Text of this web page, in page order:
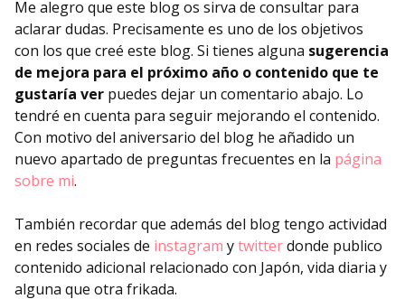
Me alegro que este blog os sirva de consultar para
aclarar dudas. Precisamente es uno de los objetivos
con los que creé este blog. Si tienes alguna sugerencia
de mejora para el próximo año o contenido que te
gustaría ver puedes dejar un comentario abajo. Lo
tendré en cuenta para seguir mejorando el contenido.
Con motivo del aniversario del blog he añadido un
nuevo apartado de preguntas frecuentes en la página
sobre mi.
También recordar que además del blog tengo actividad
en redes sociales de instagram ytwitterdonde publico
contenido adicional relacionado con Japón, vida diaria y
alguna que otra frikada.